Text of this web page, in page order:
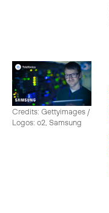
Credits: Gettyimages /
Logos: o2, Samsung